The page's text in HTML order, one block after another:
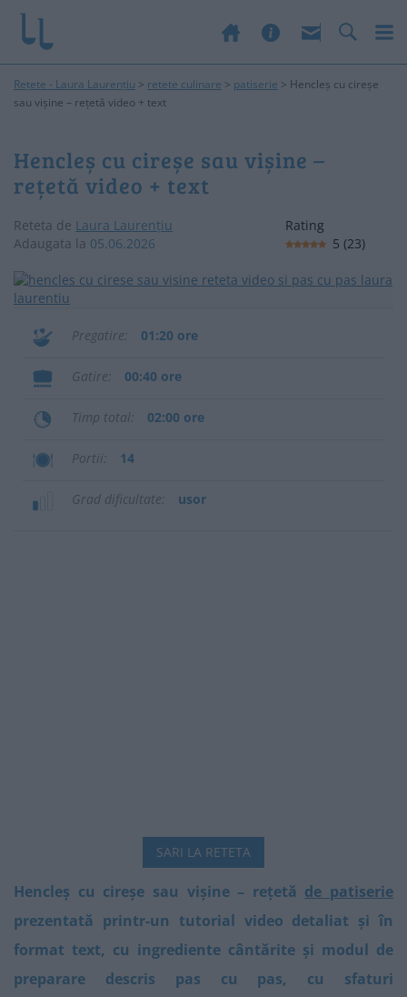
Rețete - Laura Laurențiu > retete culinare > patiserie > Hencleș cu cireșe
sau vișine – rețetă video + text
Hencleș cu cireșe sau vișine –
rețetă video + text
Reteta de Laura Laurențiu
Adaugata la 05.06.2026
Rating
5 (23)
Pregatire 01:20 ore
Gatire 00:40 ore
Timp total 02:00 ore
Portii 14
Grad dificultate usor
SARI LA RETETA
Hencleș cu cireșe sau vișine – rețetă de patiserie
prezentată printr-un tutorial video detaliat și în
format text, cu ingrediente cântărite și modul de
preparare descris pas cu pas, cu sfaturi